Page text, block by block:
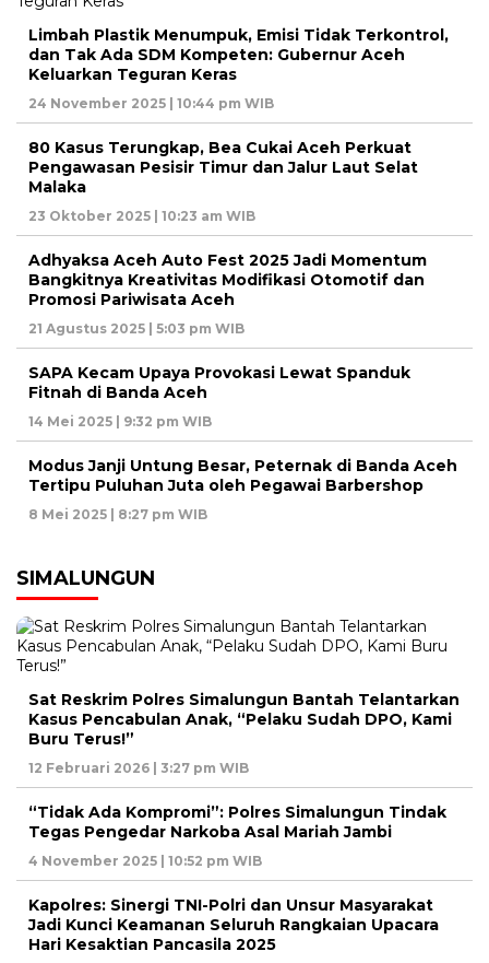
Limbah Plastik Menumpuk, Emisi Tidak Terkontrol,
dan Tak Ada SDM Kompeten: Gubernur Aceh
Keluarkan Teguran Keras
24 November 2025 | 10:44 pm WIB
80 Kasus Terungkap, Bea Cukai Aceh Perkuat
Pengawasan Pesisir Timur dan Jalur Laut Selat
Malaka
23 Oktober 2025 | 10:23 am WIB
Adhyaksa Aceh Auto Fest 2025 Jadi Momentum
Bangkitnya Kreativitas Modifikasi Otomotif dan
Promosi Pariwisata Aceh
21 Agustus 2025 | 5:03 pm WIB
SAPA Kecam Upaya Provokasi Lewat Spanduk
Fitnah di Banda Aceh
14 Mei 2025 | 9:32 pm WIB
Modus Janji Untung Besar, Peternak di Banda Aceh
Tertipu Puluhan Juta oleh Pegawai Barbershop
8 Mei 2025 | 8:27 pm WIB
SIMALUNGUN
Sat Reskrim Polres Simalungun Bantah Telantarkan
Kasus Pencabulan Anak, “Pelaku Sudah DPO, Kami
Buru Terus!”
12 Februari 2026 | 3:27 pm WIB
“Tidak Ada Kompromi”: Polres Simalungun Tindak
Tegas Pengedar Narkoba Asal Mariah Jambi
4 November 2025 | 10:52 pm WIB
Kapolres: Sinergi TNI-Polri dan Unsur Masyarakat
Jadi Kunci Keamanan Seluruh Rangkaian Upacara
Hari Kesaktian Pancasila 2025